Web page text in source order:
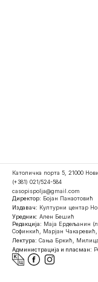
Католичка порта 5, 21000
(+381) 021/524-584
casopispolja@gmail.com
Директор: Бојан Панаотовић
Издавач: Културни центар
Уредник: Ален Бешић
Редакција: Маја Ердељанин
Софинкић, Марјан
Лектура: Сања Бркић,
Администрација и пласман: